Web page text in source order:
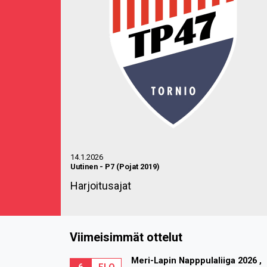
14.1.2026
Uutinen - P7 (Pojat 2019)
Harjoitusajat
Viimeisimmät ottelut
Meri-Lapin Napppulaliiga 2026 ,